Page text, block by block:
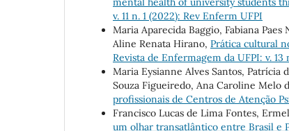
v. 11 n. 1 (2022): Rev Enferm UFPI
Maria Aparecida Baggio, Fabiana
Aline Renata Hirano, Prática cultural
Revista de Enfermagem da UFPI: v. 13
Maria Eysianne Alves Santos, Patrícia
Souza Figueiredo, Ana Caroline Melo
profissionais de Centros de Atenção
Francisco Lucas de Lima Fontes,
um olhar transatlântico entre Brasil e